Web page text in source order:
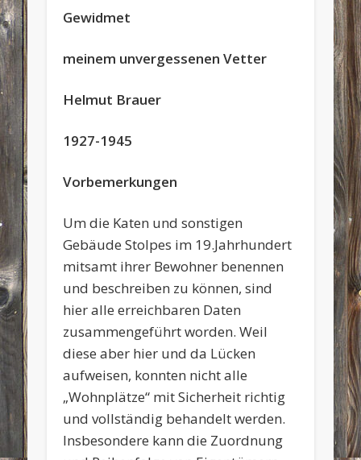
Gewidmet
meinem unvergessenen Vetter
Helmut Brauer
1927-1945
Vorbemerkungen
Um die Katen und sonstigen
Gebäude Stolpes im 19.Jahrhundert
mitsamt ihrer Bewohner benennen
und beschreiben zu können, sind
hier alle erreichbaren Daten
zusammengeführt worden. Weil
diese aber hier und da Lücken
aufweisen, konnten nicht alle
„Wohnplätze“ mit Sicherheit richtig
und vollständig behandelt werden.
Insbesondere kann die Zuordnung